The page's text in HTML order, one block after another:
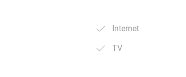
Internet
TV